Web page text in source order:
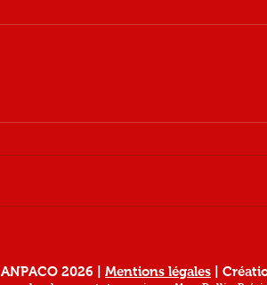
2026 | Mentions légales |